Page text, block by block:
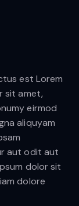
est Lorem
sit amet,
eirmod
aliquyam
aut odit aut
dolor sit
dolore